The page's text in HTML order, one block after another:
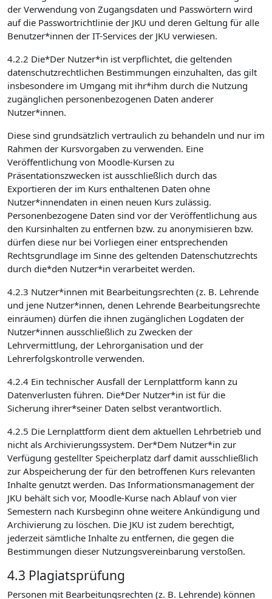
der Verwendung von Zugangsdaten und Passwörtern wird
auf die Passwortrichtlinie der JKU und deren Geltung für alle
Benutzer*innen der IT-Services der JKU verwiesen.
4.2.2 Die*Der Nutzer*in ist verpflichtet, die geltenden
datenschutzrechtlichen Bestimmungen einzuhalten, das gilt
insbesondere im Umgang mit ihr*ihm durch die Nutzung
zugänglichen personenbezogenen Daten anderer
Nutzer*innen.
Diese sind grundsätzlich vertraulich zu behandeln und nur im
Rahmen der Kursvorgaben zu verwenden. Eine
Veröffentlichung von Moodle-Kursen zu
Präsentationszwecken ist ausschließlich durch das
Exportieren der im Kurs enthaltenen Daten ohne
Nutzer*innendaten in einen neuen Kurs zulässig.
Personenbezogene Daten sind vor der Veröffentlichung aus
den Kursinhalten zu entfernen bzw. zu anonymisieren bzw.
dürfen diese nur bei Vorliegen einer entsprechenden
Rechtsgrundlage im Sinne des geltenden Datenschutzrechts
durch die*den Nutzer*in verarbeitet werden.
4.2.3 Nutzer*innen mit Bearbeitungsrechten (z. B. Lehrende
und jene Nutzer*innen, denen Lehrende Bearbeitungsrechte
einräumen) dürfen die ihnen zugänglichen Logdaten der
Nutzer*innen ausschließlich zu Zwecken der
Lehrvermittlung, der Lehrorganisation und der
Lehrerfolgskontrolle verwenden.
4.2.4 Ein technischer Ausfall der Lernplattform kann zu
Datenverlusten führen. Die*Der Nutzer*in ist für die
Sicherung ihrer*seiner Daten selbst verantwortlich.
4.2.5 Die Lernplattform dient dem aktuellen Lehrbetrieb und
nicht als Archivierungssystem. Der*Dem Nutzer*in zur
Verfügung gestellter Speicherplatz darf damit ausschließlich
zur Abspeicherung der für den betroffenen Kurs relevanten
Inhalte genutzt werden. Das Informationsmanagement der
JKU behält sich vor, Moodle-Kurse nach Ablauf von vier
Semestern nach Kursbeginn ohne weitere Ankündigung und
Archivierung zu löschen. Die JKU ist zudem berechtigt,
jederzeit sämtliche Inhalte zu entfernen, die gegen die
Bestimmungen dieser Nutzungsvereinbarung verstoßen.
4.3 Plagiatsprüfung
Personen mit Bearbeitungsrechten (z. B. Lehrende) können